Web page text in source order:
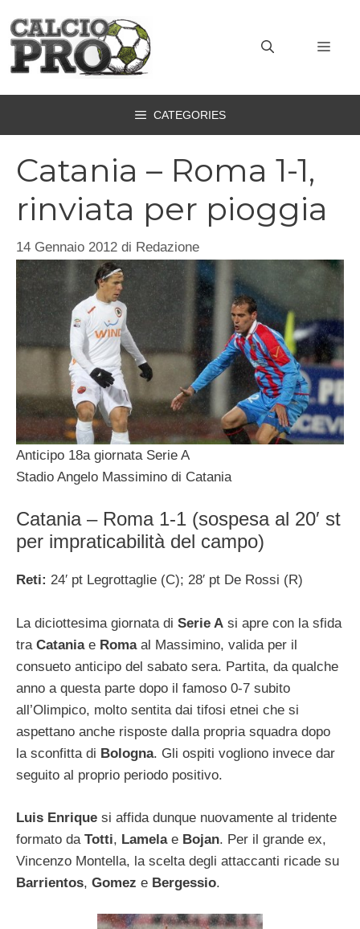
contenuto
CATEGORIES
Catania – Roma 1-1,
rinviata per pioggia
14 Gennaio 2012 di Redazione
Anticipo 18a giornata Serie A
Stadio Angelo Massimino di Catania
Catania – Roma 1-1 (sospesa al 20′ st
per impraticabilità del campo)
Reti: 24′ pt Legrottaglie (C); 28′ pt De Rossi (R)
La diciottesima giornata di Serie A si apre con la sfida
tra Cataniae Romaal Massimino, valida per il
consueto anticipo del sabato sera. Partita, da qualche
anno a questa parte dopo il famoso 0-7 subito
all’Olimpico, molto sentita dai tifosi etnei che si
aspettano anche risposte dalla propria squadra dopo
la sconfitta di Bologna. Gli ospiti vogliono invece dar
seguito al proprio periodo positivo.
Luis Enrique si affida dunque nuovamente al tridente
formato da Totti, Lamelae Bojan. Per il grande ex,
Vincenzo Montella, la scelta degli attaccanti ricade su
Barrientos, Gomez e Bergessio.